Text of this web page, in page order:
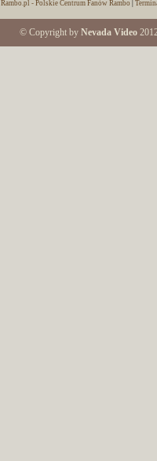
Rambo.pl - Polskie Centrum Fanów Rambo
© Copyright by Nevada Video